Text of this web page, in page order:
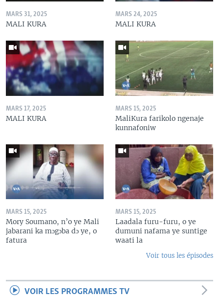
MARS 31, 2025
MALI KURA
MARS 24, 2025
MALI KURA
MARS 17, 2025
MALI KURA
MARS 15, 2025
MaliKura farikolo ngenaje
kunnafoniw
MARS 15, 2025
Mory Soumano, n’o ye Mali
jabarani ka mɔgɔba dɔ ye, o
fatura
MARS 15, 2025
Laadala furu-furu, o ye
dumuni nafama ye suntige
waati la
Voir tous les épisodes
VOIR LES PROGRAMMES TV